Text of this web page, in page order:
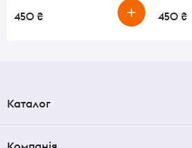
450 ₴ 450 ₴
Каталог